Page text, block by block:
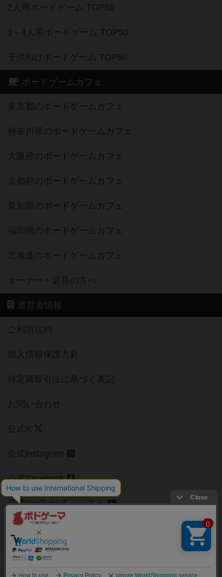
2人用ボードゲーム TOP50
3～4人用ボードゲーム TOP50
子供向けボードゲーム TOP50
ボードゲームカフェ
東京都のボードゲームカフェ
神奈川県のボードゲームカフェ
大阪府のボードゲームカフェ
京都府のボードゲームカフェ
愛知県のボードゲームカフェ
福岡県のボードゲームカフェ
北海道のボードゲームカフェ
オーナー・店長の方へ
運営者情報
ご利用規約
個人情報保護方針
特定商取引法に基づく表記
お問い合わせ
公式X
公式instagram
公式Facebook
公式YouTubeチャンネル